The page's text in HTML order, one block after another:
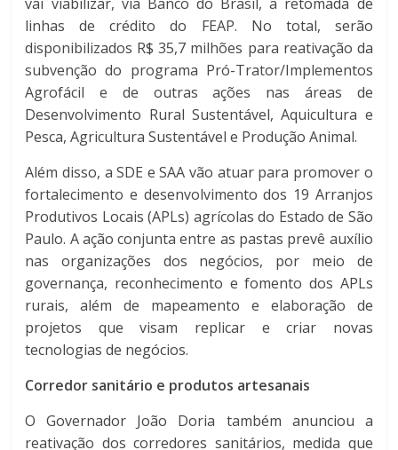
linhas de crédito do FEAP. No total, serão
disponibilizados R$ 35,7 milhões para reativação da
subvenção do programa Pró-Trator/Implementos
Agrofácil e de outras ações nas áreas de
Desenvolvimento Rural Sustentável, Aquicultura e
Pesca, Agricultura Sustentável e Produção Animal.
Além disso, a SDE e SAA vão atuar para promover o
fortalecimento e desenvolvimento dos 19 Arranjos
Produtivos Locais (APLs) agrícolas do Estado de São
Paulo. A ação conjunta entre as pastas prevê auxílio
nas organizações dos negócios, por meio de
governança, reconhecimento e fomento dos APLs
rurais, além de mapeamento e elaboração de
projetos que visam replicar e criar novas
tecnologias de negócios.
Corredor sanitário e produtos artesanais
O Governador João Doria também anunciou a
reativação dos corredores sanitários, medida que